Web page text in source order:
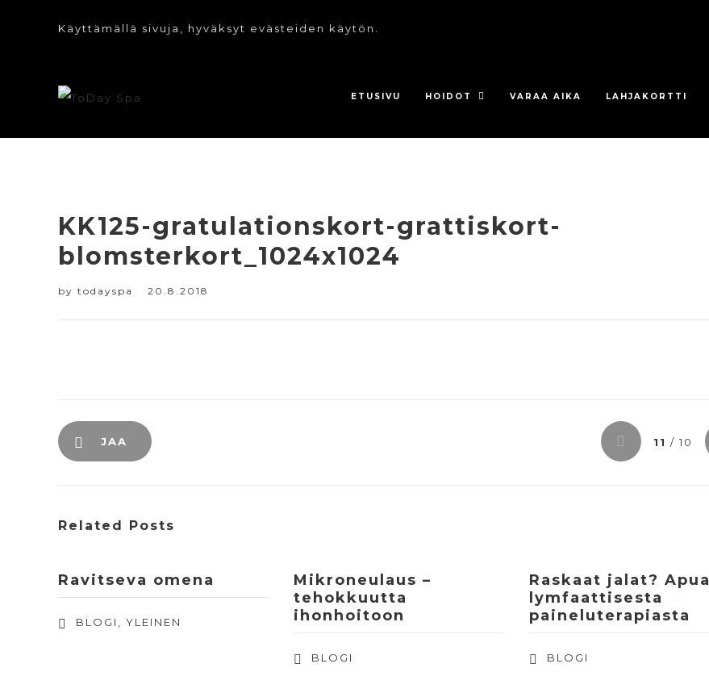
Käyttämällä sivuja, hyväksyt evästeiden käytön.
ETUSIVU HOIDOT VARAA AIKA LAHJAKORTTI
KK125-gratulationskort-grattiskort-
blomsterkort_1024x1024
by todayspa 20.8.2018
JAA 11 / 10
Related Posts
Ravitseva omena
BLOGI YLEINEN
Mikroneulaus –
tehokkuutta
ihonhoitoon
BLOGI
Raskaat jalat? Apua
lymfaattisesta
paineluterapiasta
BLOGI